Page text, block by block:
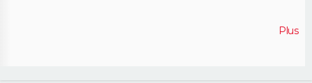
Plus